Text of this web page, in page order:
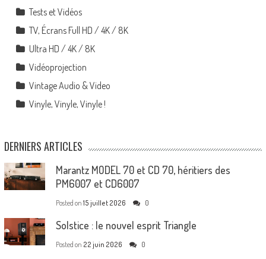
Tests et Vidéos
TV, Écrans Full HD / 4K / 8K
Ultra HD / 4K / 8K
Vidéoprojection
Vintage Audio & Video
Vinyle, Vinyle, Vinyle !
DERNIERS ARTICLES
Marantz MODEL 70 et CD 70, héritiers des
PM6007 et CD6007
Posted on 15 juillet 2026 0
Solstice : le nouvel esprit Triangle
Posted on 22 juin 2026 0